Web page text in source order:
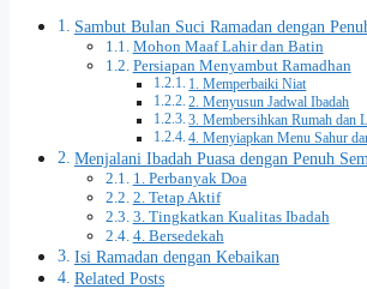
Sambut Bulan Suci Ramadan dengan
Mohon Maaf Lahir dan Batin
Persiapan Menyambut Ramadhan
1. Memperbaiki Niat
2. Menyusun Jadwal Ibadah
3. Membersihkan Rumah dan
4. Menyiapkan Menu Sahur
Menjalani Ibadah Puasa dengan Penuh
1. Perbanyak Doa
2. Tetap Aktif
3. Tingkatkan Kualitas Ibadah
4. Bersedekah
Isi Ramadan dengan Kebaikan
Related Posts